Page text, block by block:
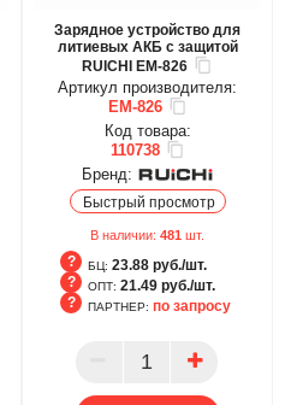
Зарядное устройство для
литиевых АКБ с защитой
RUICHI EM-826
Артикул производителя:
EM-826
Код товара:
110738
Бренд:
Быстрый просмотр
В наличии: 481 шт.
БЦ: 23.88 руб./шт.
ОПТ: 21.49 руб./шт.
ПАРТНЕР
ПАРТНЕР: по запросу